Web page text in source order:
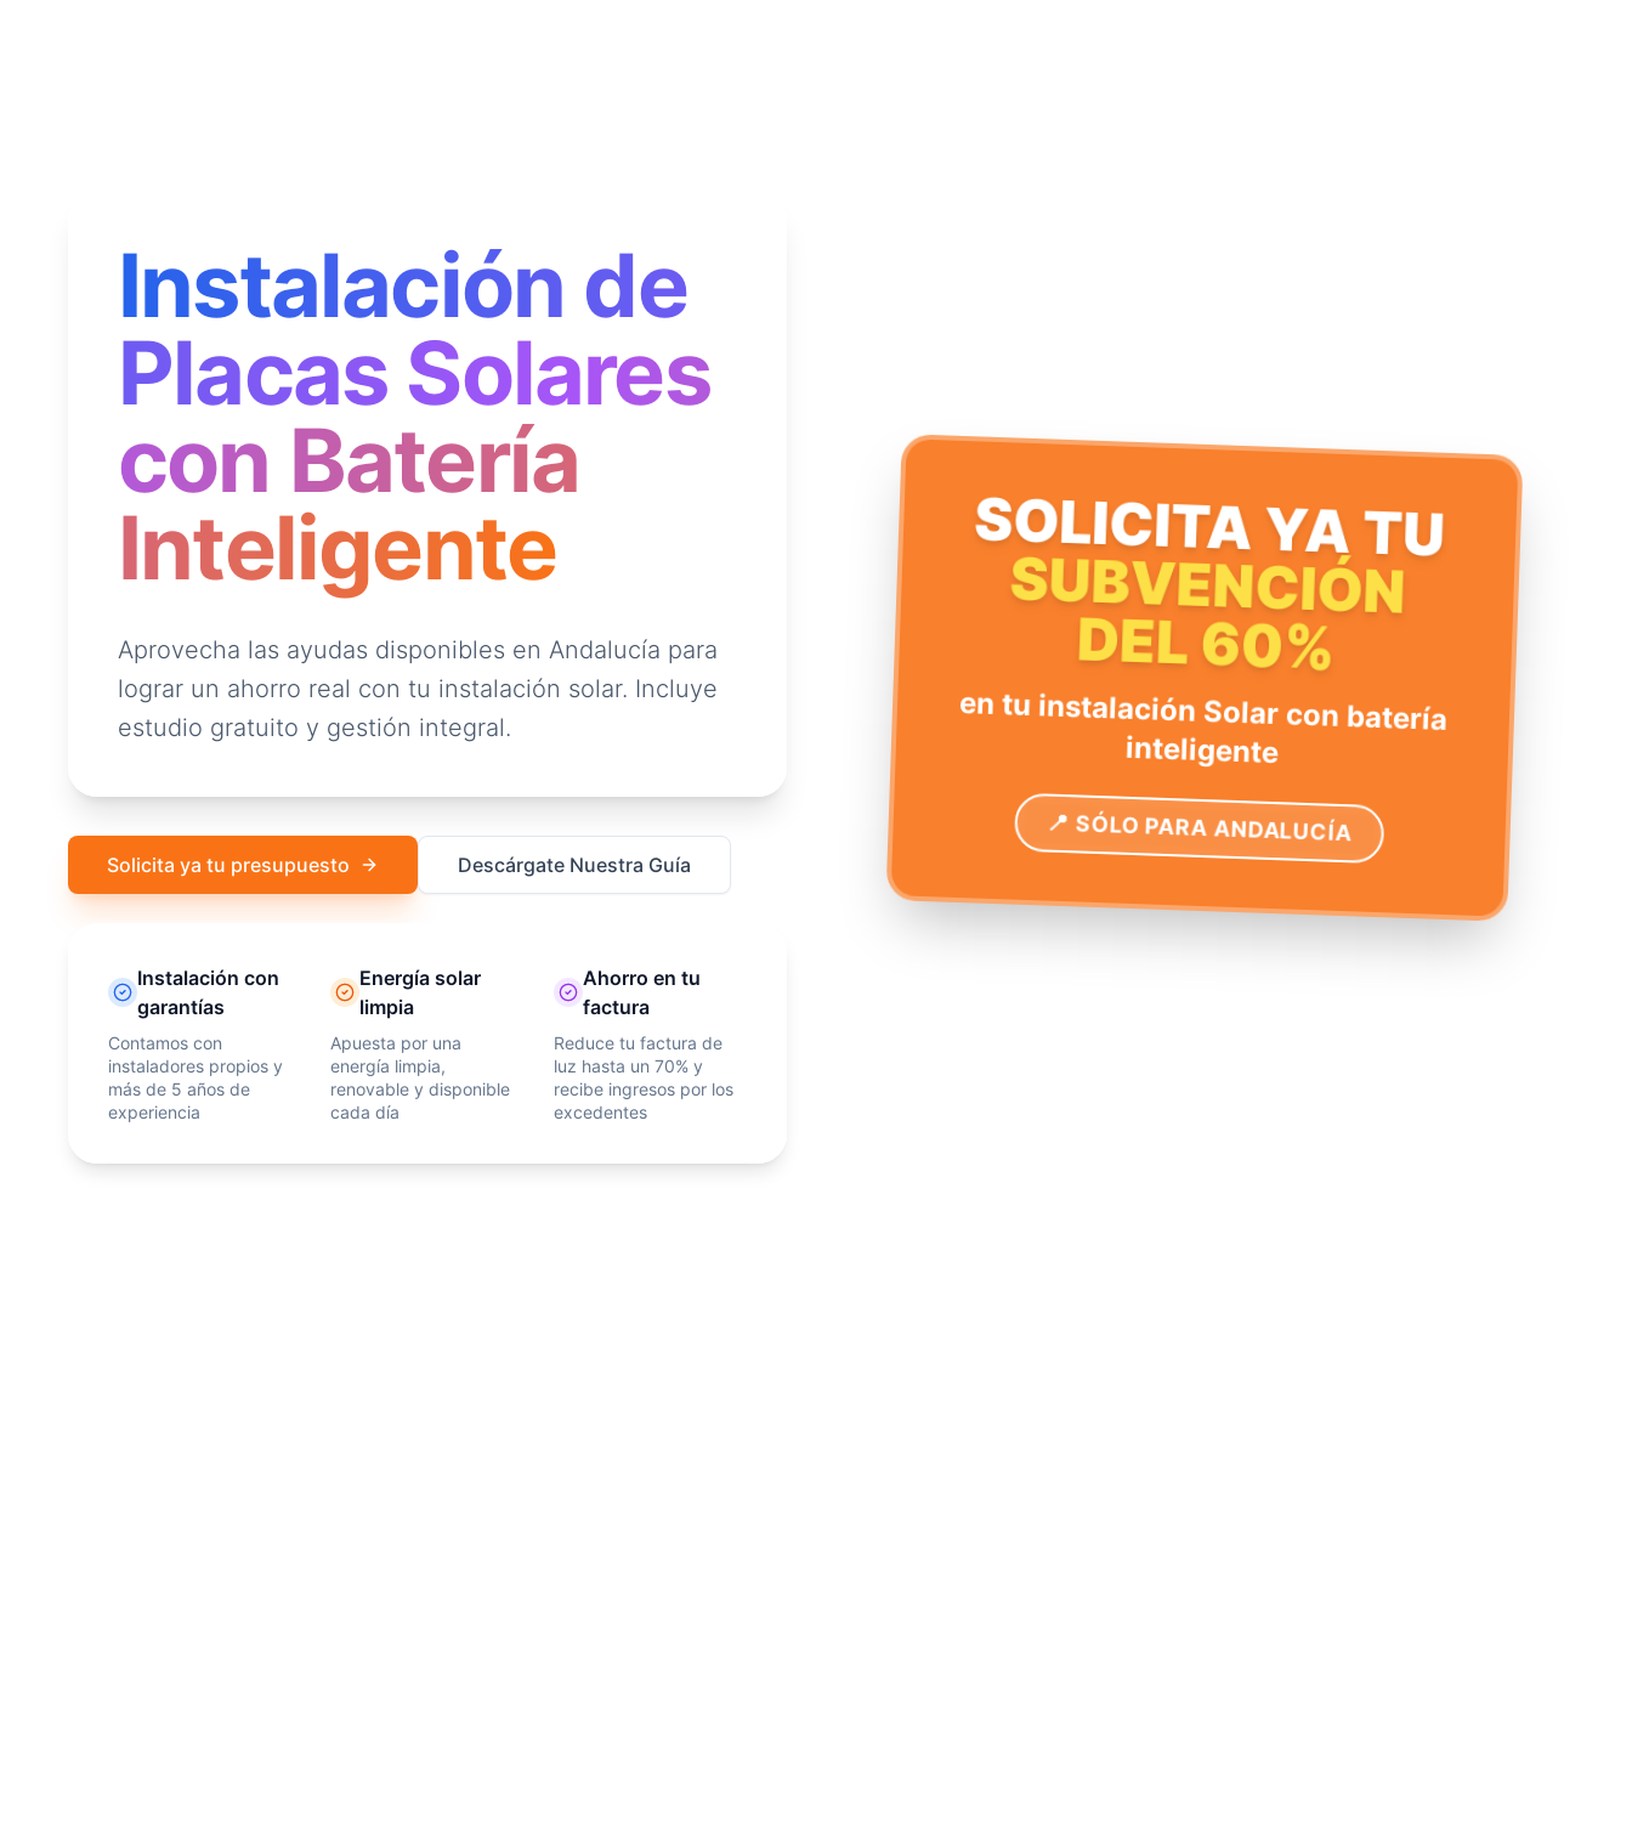
Instalación de
Placas Solares
con Batería
Inteligente
Aprovecha las ayudas disponibles en Andalucía para
lograr un ahorro real con tu instalación solar. Incluye
estudio gratuito y gestión integral.
Solicita ya tu presupuesto Descárgate Nuestra Guía
Instalación con
garantías
Contamos con
instaladores propios y
más de 5 años de
experiencia
Energía solar
limpia
Apuesta por una
energía limpia,
renovable y disponible
cada día
Ahorro en tu
factura
Reduce tu factura de
luz hasta un 70% y
recibe ingresos por los
excedentes
SOLICITA YA TU
SUBVENCIÓN
DEL 60%
en tu instalación Solar con batería
inteligente
📍 SÓLO PARA ANDALUCÍA